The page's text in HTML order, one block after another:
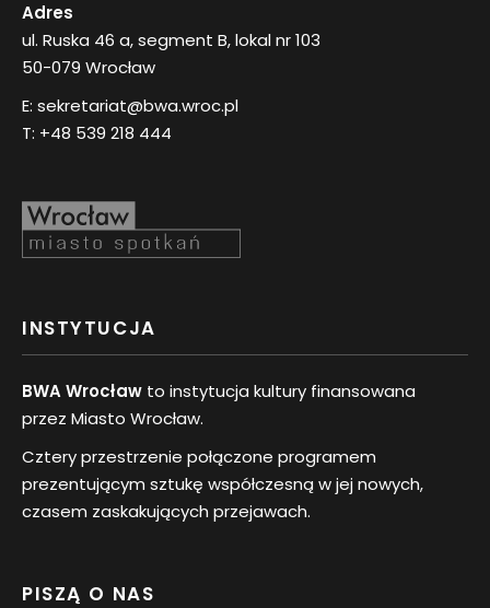
Adres
ul. Ruska 46 a, segment B, lokal nr 103
50-079 Wrocław
E: sekretariat@bwa.wroc.pl
T: +48 539 218 444
INSTYTUCJA
BWA Wrocław to instytucja kultury finansowana
przez Miasto Wrocław.
Cztery przestrzenie połączone programem
prezentującym sztukę współczesną w jej nowych,
czasem zaskakujących przejawach.
PISZĄ O NAS